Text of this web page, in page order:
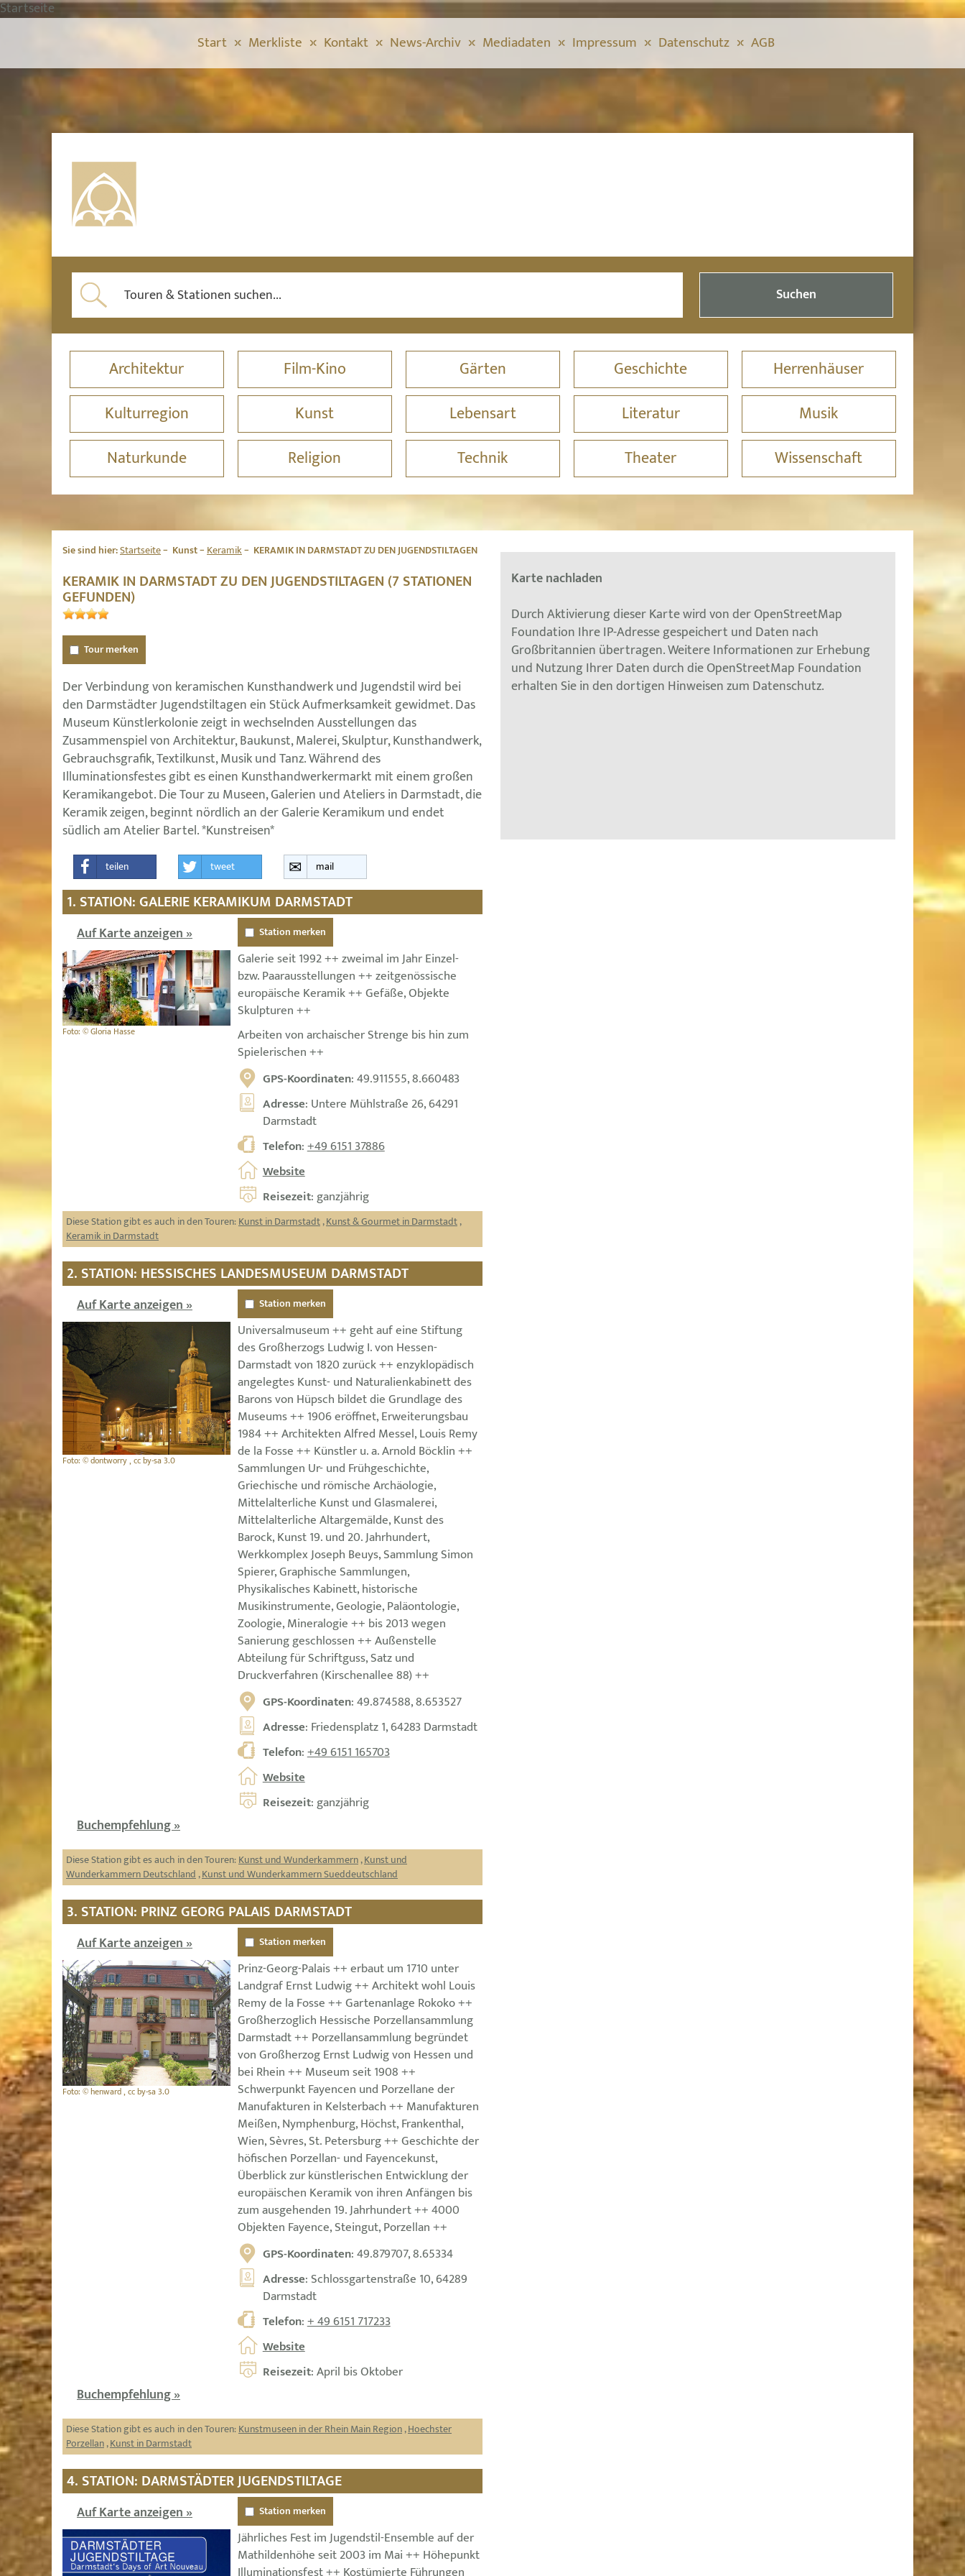
Startseite
Start Merkliste Kontakt News-Archiv Mediadaten Impressum Datenschutz AGB
Suchen
Architektur Film-Kino Gärten Geschichte
Herrenhäuser
Kulturregion
Kunst Lebensart Literatur
Musik
Naturkunde
Religion Technik Theater Wissenschaft
Sie sind hier:Startseite Kunst Keramik KERAMIK IN DARMSTADT ZU DEN JUGENDSTILTAGEN
KERAMIK IN DARMSTADT ZU DEN JUGENDSTILTAGEN (7 STATIONEN
GEFUNDEN)
Tour merken
Der Verbindung von keramischen Kunsthandwerk und Jugendstil wird bei
den Darmstädter Jugendstiltagen ein Stück Aufmerksamkeit gewidmet. Das
Museum Künstlerkolonie zeigt in wechselnden Ausstellungen das
Zusammenspiel von Architektur, Baukunst, Malerei, Skulptur, Kunsthandwerk,
Gebrauchsgrafik, Textilkunst, Musik und Tanz. Während des
Illuminationsfestes gibt es einen Kunsthandwerkermarkt mit einem großen
Keramikangebot. Die Tour zu Museen, Galerien und Ateliers in Darmstadt, die
Keramik zeigen, beginnt nördlich an der Galerie Keramikum und endet
südlich am Atelier Bartel. *Kunstreisen*
teilen tweet mail
1. STATION: GALERIE KERAMIKUM DARMSTADT
Auf Karte anzeigen »
Foto: © Gloria Hasse
Station merken
Galerie seit 1992 ++ zweimal im Jahr Einzel-
bzw. Paarausstellungen ++ zeitgenössische
europäische Keramik ++ Gefäße, Objekte
Skulpturen ++
Arbeiten von archaischer Strenge bis hin zum
Spielerischen ++
GPS-Koordinaten: 49.911555, 8.660483
Adresse: Untere Mühlstraße 26, 64291
Darmstadt
Telefon:+49 6151 37886
Website
Reisezeit: ganzjährig
Diese Station gibt es auch in den Touren:Kunst in Darmstadt,Kunst & Gourmet in Darmstadt,
Keramik in Darmstadt
2. STATION: HESSISCHES LANDESMUSEUM DARMSTADT
Auf Karte anzeigen »
Foto: © dontworry , cc by-sa 3.0
Station merken
Universalmuseum ++ geht auf eine Stiftung
des Großherzogs Ludwig I. von Hessen-
Darmstadt von 1820 zurück ++ enzyklopädisch
angelegtes Kunst- und Naturalienkabinett des
Barons von Hüpsch bildet die Grundlage des
Museums ++ 1906 eröffnet, Erweiterungsbau
1984 ++ Architekten Alfred Messel, Louis Remy
de la Fosse ++ Künstler u. a. Arnold Böcklin ++
Sammlungen Ur- und Frühgeschichte,
Griechische und römische Archäologie,
Mittelalterliche Kunst und Glasmalerei,
Mittelalterliche Altargemälde, Kunst des
Barock, Kunst 19. und 20. Jahrhundert,
Werkkomplex Joseph Beuys, Sammlung Simon
Spierer, Graphische Sammlungen,
Physikalisches Kabinett, historische
Musikinstrumente, Geologie, Paläontologie,
Zoologie, Mineralogie ++ bis 2013 wegen
Sanierung geschlossen ++ Außenstelle
Abteilung für Schriftguss, Satz und
Druckverfahren (Kirschenallee 88) ++
GPS-Koordinaten: 49.874588, 8.653527
Adresse: Friedensplatz 1, 64283 Darmstadt
Telefon:+49 6151 165703
Website
Reisezeit: ganzjährig
Buchempfehlung »
Diese Station gibt es auch in den Touren:Kunst und Wunderkammern,Kunst und
Wunderkammern Deutschland,Kunst und Wunderkammern Sueddeutschland
3. STATION: PRINZ GEORG PALAIS DARMSTADT
Auf Karte anzeigen »
Foto: © henward , cc by-sa 3.0
Station merken
Prinz-Georg-Palais ++ erbaut um 1710 unter
Landgraf Ernst Ludwig ++ Architekt wohl Louis
Remy de la Fosse ++ Gartenanlage Rokoko ++
Großherzoglich Hessische Porzellansammlung
Darmstadt ++ Porzellansammlung begründet
von Großherzog Ernst Ludwig von Hessen und
bei Rhein ++ Museum seit 1908 ++
Schwerpunkt Fayencen und Porzellane der
Manufakturen in Kelsterbach ++ Manufakturen
Meißen, Nymphenburg, Höchst, Frankenthal,
Wien, Sèvres, St. Petersburg ++ Geschichte der
höfischen Porzellan- und Fayencekunst,
Überblick zur künstlerischen Entwicklung der
europäischen Keramik von ihren Anfängen bis
zum ausgehenden 19. Jahrhundert ++ 4000
Objekten Fayence, Steingut, Porzellan ++
GPS-Koordinaten: 49.879707, 8.65334
Adresse: Schlossgartenstraße 10, 64289
Darmstadt
Telefon:+ 49 6151 717233
Website
Reisezeit: April bis Oktober
Buchempfehlung »
Diese Station gibt es auch in den Touren:Kunstmuseen in der Rhein Main Region,Hoechster
Porzellan,Kunst in Darmstadt
4. STATION: DARMSTÄDTER JUGENDSTILTAGE
Auf Karte anzeigen » Station merken
Jährliches Fest im Jugendstil-Ensemble auf der
Mathildenhöhe seit 2003 im Mai ++ Höhepunkt
Karte nachladen
Durch Aktivierung dieser Karte wird von der OpenStreetMap
Foundation Ihre IP-Adresse gespeichert und Daten nach
Großbritannien übertragen. Weitere Informationen zur Erhebung
und Nutzung Ihrer Daten durch die OpenStreetMap Foundation
erhalten Sie in den dortigen Hinweisen zum Datenschutz.